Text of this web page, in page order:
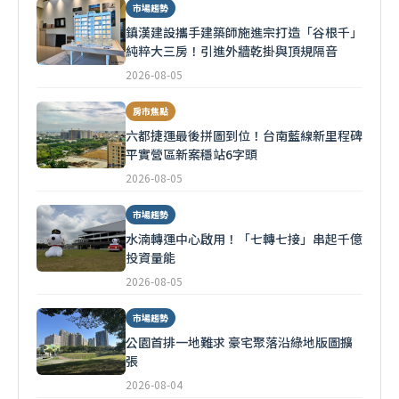
市場趨勢
鎮漢建設攜手建築師施進宗打造「谷根千」
純粹大三房！引進外牆乾掛與頂規隔音
2026-08-05
房市焦點
六都捷運最後拼圖到位！台南藍線新里程碑
平實營區新案穩站6字頭
2026-08-05
市場趨勢
水湳轉運中心啟用！「七轉七接」串起千億
投資量能
2026-08-05
市場趨勢
公園首排一地難求 豪宅聚落沿綠地版圖擴
張
2026-08-04